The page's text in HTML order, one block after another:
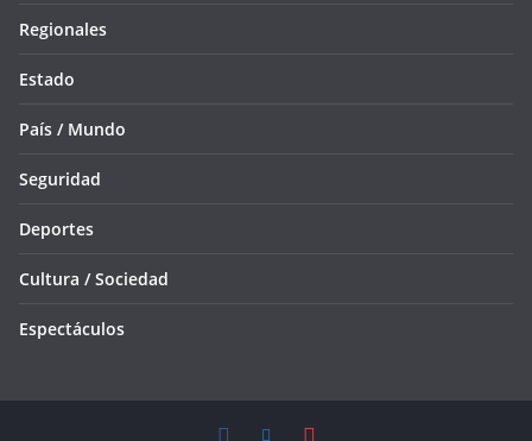
Regionales
Estado
País / Mundo
Seguridad
Deportes
Cultura / Sociedad
Espectáculos